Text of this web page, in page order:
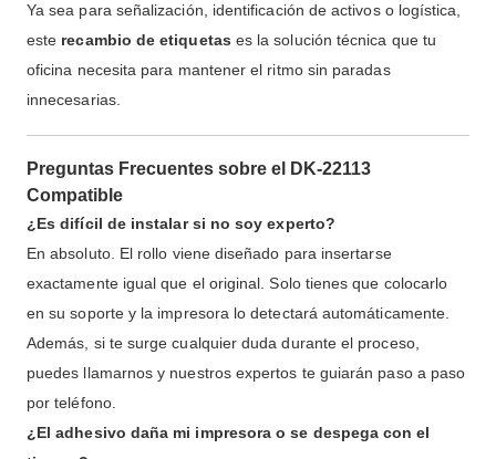
Ya sea para señalización, identificación de activos o logística,
este recambio de etiquetas es la solución técnica que tu
oficina necesita para mantener el ritmo sin paradas
innecesarias.
Preguntas Frecuentes sobre el DK-22113
Compatible
¿Es difícil de instalar si no soy experto?
En absoluto. El rollo viene diseñado para insertarse
exactamente igual que el original. Solo tienes que colocarlo
en su soporte y la impresora lo detectará automáticamente.
Además, si te surge cualquier duda durante el proceso,
puedes llamarnos y nuestros expertos te guiarán paso a paso
por teléfono.
¿El adhesivo daña mi impresora o se despega con el